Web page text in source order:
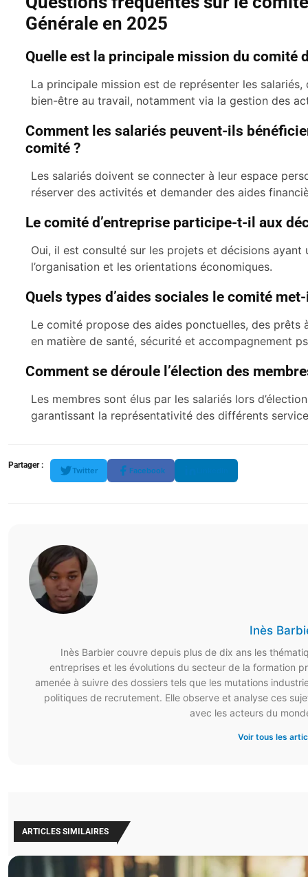
Générale en 2025
Quelle est la principale mission du comité
La principale mission est de représenter les
bien-être au travail, notamment via la gestion des
Comment les salariés peuvent-ils
comité ?
Les salariés doivent se connecter à leur espace
réserver des activités et demander des aides
Le comité d’entreprise participe-t-il aux
Oui, il est consulté sur les projets et décisions
l’organisation et les orientations économiques.
Quels types d’aides sociales le comité
Le comité propose des aides ponctuelles, des
en matière de santé, sécurité et accompagnement
Comment se déroule l’élection des
Les membres sont élus par les salariés lors
garantissant la représentativité des différents
Partager :
Twitter Facebook
Inès
Inès Barbier couvre depuis plus de dix ans les
entreprises et les évolutions du secteur de la formation
amenée à suivre des dossiers tels que les mutations
politiques de recrutement. Elle observe et analyse ces
avec les acteurs du
Voir tous les
ARTICLES SIMILAIRES